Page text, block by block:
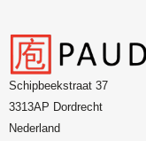
Schipbeekstraat 37
3313AP Dordrecht
Nederland